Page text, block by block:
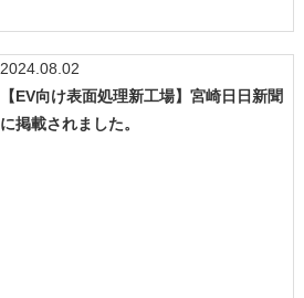
2024.08.02
【EV向け表面処理新工場】宮崎日日新聞
に掲載されました。